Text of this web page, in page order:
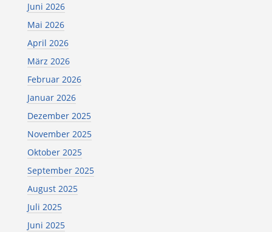
Juni 2026
Mai 2026
April 2026
März 2026
Februar 2026
Januar 2026
Dezember 2025
November 2025
Oktober 2025
September 2025
August 2025
Juli 2025
Juni 2025